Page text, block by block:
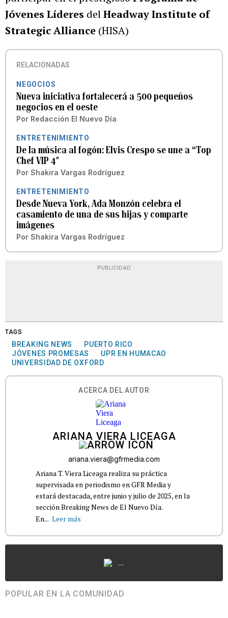
Jóvenes Líderes delHeadway Institute of
Strategic Alliance (HISA)
RELACIONADAS
NEGOCIOS
Nueva iniciativa fortalecerá a 500 pequeños
negocios en el oeste
Por Redacción El Nuevo Día
ENTRETENIMIENTO
De la música al fogón: Elvis Crespo se une a “Top
Chef VIP 4″
Por Shakira Vargas Rodríguez
ENTRETENIMIENTO
Desde Nueva York, Ada Monzón celebra el
casamiento de una de sus hijas y comparte
imágenes
Por Shakira Vargas Rodríguez
PUBLICIDAD
TAGS
BREAKING NEWS
PUERTO RICO
JÓVENES PROMESAS
UPR EN HUMACAO
UNIVERSIDAD DE OXFORD
ACERCA DEL AUTOR
ARIANA VIERA LICEAGA
ariana.viera@gfrmedia.com
Ariana T. Viera Liceaga realiza su práctica
supervisada en periodismo en GFR Media y
estará destacada, entre junio y julio de 2025, en la
sección Breaking News de El Nuevo Día.
En... Leer más
...
POPULAR EN LA COMUNIDAD